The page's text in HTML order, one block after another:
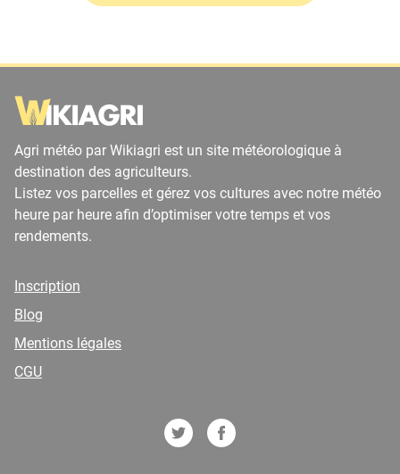
Agri météo par Wikiagri est un site météorologique à
destination des agriculteurs.
Listez vos parcelles et gérez vos cultures avec notre météo
heure par heure afin d’optimiser votre temps et vos
rendements.
Inscription
Blog
Mentions légales
CGU